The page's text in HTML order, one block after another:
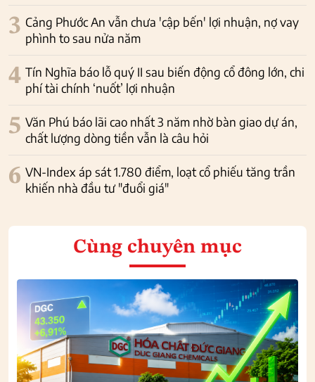
3 Cảng Phước An vẫn chưa 'cập bến' lợi nhuận, nợ vay
phình to sau nửa năm
4 Tín Nghĩa báo lỗ quý II sau biến động cổ đông lớn, chi
phí tài chính ‘nuốt’ lợi nhuận
5 Văn Phú báo lãi cao nhất 3 năm nhờ bàn giao dự án,
chất lượng dòng tiền vẫn là câu hỏi
6 VN-Index áp sát 1.780 điểm, loạt cổ phiếu tăng trần
khiến nhà đầu tư "đuổi giá"
Cùng chuyên mục